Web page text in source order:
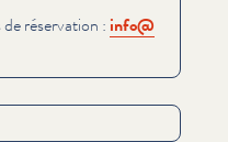
réservation : info@​